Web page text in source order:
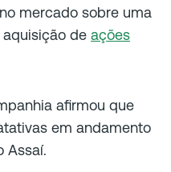
mercado sobre uma
de ações
afirmou que
em andamento
Assaí.